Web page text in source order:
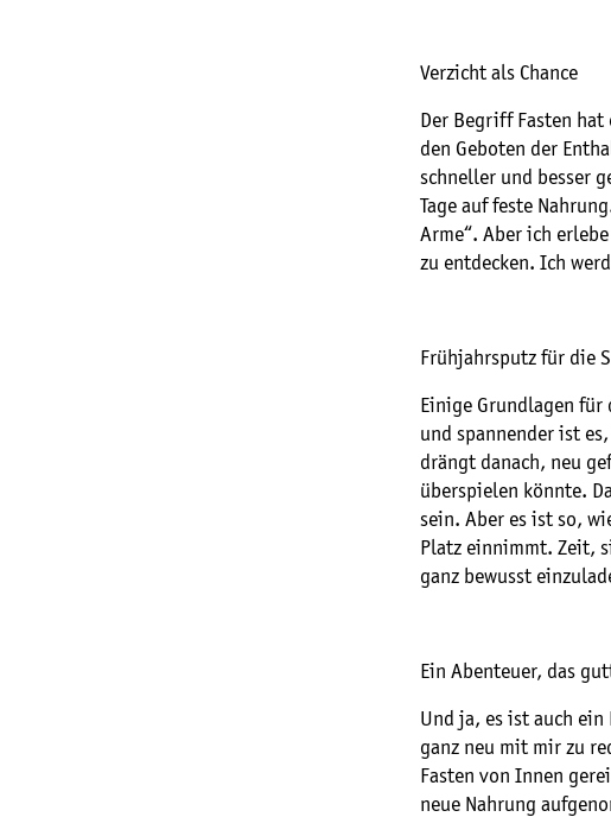
Verzicht als Chance
Der Begriff Fasten
den Geboten der
schneller und besser
Tage auf feste
Arme“. Aber ich
zu entdecken. Ich
Frühjahrsputz für die
Einige Grundlagen
und spannender ist
drängt danach, neu
überspielen könnte.
sein. Aber es ist so,
Platz einnimmt. Zeit,
ganz bewusst
Ein Abenteuer, das
Und ja, es ist auch ein
ganz neu mit mir zu
Fasten von Innen
neue Nahrung